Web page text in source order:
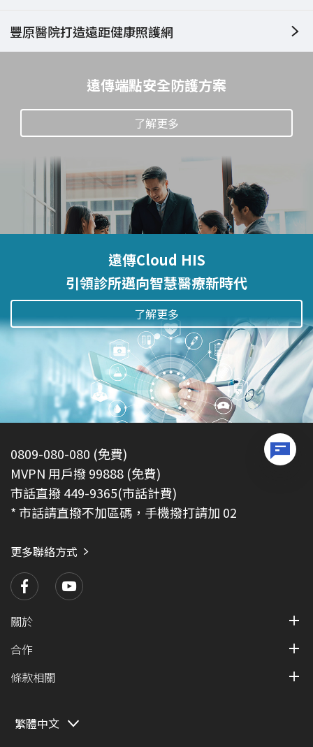
豐原醫院打造遠距健康照護網
遠傳端點安全防護方案
了解更多
遠傳Cloud HIS
引領診所邁向智慧醫療新時代
了解更多
0809-080-080 (免費)
MVPN 用戶撥 99888 (免費)
市話直撥 449-9365(市話計費)
* 市話請直撥不加區碼，手機撥打請加 02
更多聯絡方式
關於
合作
條款相關
繁體中文